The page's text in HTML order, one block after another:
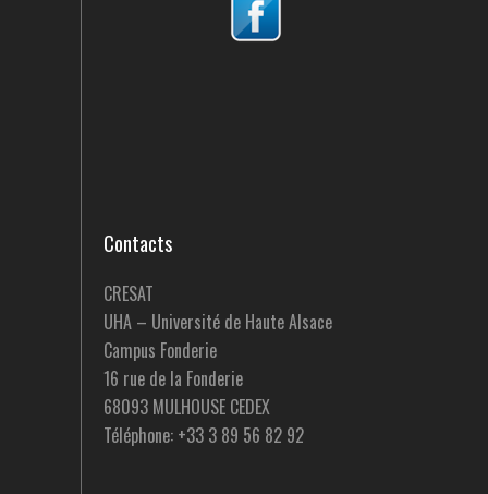
Contacts
CRESAT
UHA – Université de Haute Alsace
Campus Fonderie
16 rue de la Fonderie
68093 MULHOUSE CEDEX
Téléphone: +33 3 89 56 82 92